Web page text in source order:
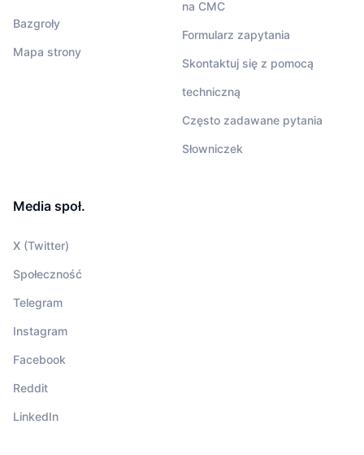
Bazgroły
Mapa strony
na CMC
Formularz zapytania
Skontaktuj się z pomocą
techniczną
Często zadawane pytania
Słowniczek
Media społ.
X (Twitter)
Społeczność
Telegram
Instagram
Facebook
Reddit
LinkedIn